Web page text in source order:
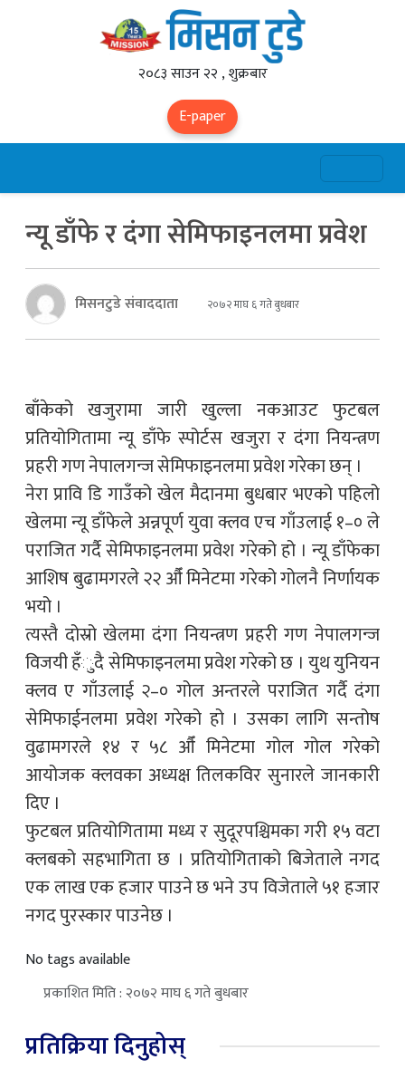
२०८३ साउन २२ , शुक्रबार
E-paper
न्यू डाँफे र दंगा सेमिफाइनलमा प्रवेश
मिसनटुडे संवाददाता २०७२ माघ ६ गते बुधबार
बाँकेको खजुरामा जारी खुल्ला नकआउट फुटबल
प्रतियोगितामा न्यू डाँफे स्पोर्टस खजुरा र दंगा नियन्त्रण
प्रहरी गण नेपालगन्ज सेमिफाइनलमा प्रवेश गरेका छन् ।
नेरा प्रावि डि गाउँको खेल मैदानमा बुधबार भएको पहिलो
खेलमा न्यू डाँफेले अन्नपूर्ण युवा क्लव एच गाँउलाई १–० ले
पराजित गर्दै सेमिफाइनलमा प्रवेश गरेको हो । न्यू डाँफेका
आशिष बुढामगरले २२ औँ मिनेटमा गरेको गोलनै निर्णायक
भयो ।
त्यस्तै दोस्रो खेलमा दंगा नियन्त्रण प्रहरी गण नेपालगन्ज
विजयी हँुदै सेमिफाइनलमा प्रवेश गरेको छ । युथ युनियन
क्लव ए गाँउलाई २–० गोल अन्तरले पराजित गर्दै दंगा
सेमिफाईनलमा प्रवेश गरेको हो । उसका लागि सन्तोष
वुढामगरले १४ र ५८ औँ मिनेटमा गोल गोल गरेको
आयोजक क्लवका अध्यक्ष तिलकविर सुनारले जानकारी
दिए ।
फुटबल प्रतियोगितामा मध्य र सुदूरपश्चिमका गरी १५ वटा
क्लबको सहभागिता छ । प्रतियोगिताको बिजेताले नगद
एक लाख एक हजार पाउने छ भने उप विजेताले ५१ हजार
नगद पुरस्कार पाउनेछ ।
No tags available
प्रकाशित मिति : २०७२ माघ ६ गते बुधबार
प्रतिक्रिया दिनुहोस्